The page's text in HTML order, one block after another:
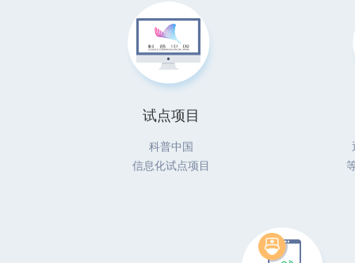
试点项目
科普中国
信息化试点项目